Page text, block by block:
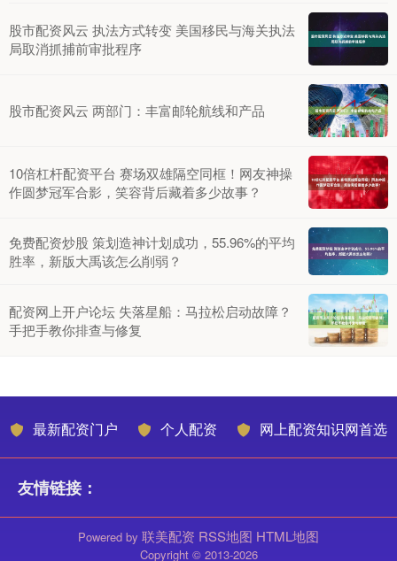
股市配资风云 执法方式转变 美国移民与海关执法
局取消抓捕前审批程序
股市配资风云 两部门：丰富邮轮航线和产品
10倍杠杆配资平台 赛场双雄隔空同框！网友神操
作圆梦冠军合影，笑容背后藏着多少故事？
免费配资炒股 策划造神计划成功，55.96%的平均
胜率，新版大禹该怎么削弱？
配资网上开户论坛 失落星船：马拉松启动故障？
手把手教你排查与修复
最新配资门户 个人配资 网上配资知识网首选
友情链接：
Powered by 联美配资 RSS地图 HTML地图
Copyright © 2013-2026